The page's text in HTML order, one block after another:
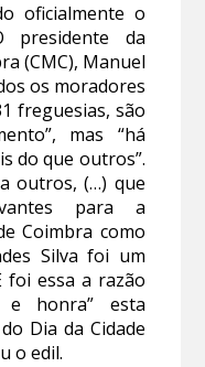
oficialmente o
presidente da
(CMC), Manuel
os moradores
freguesias, são
mas “há
do que outros”.
outros, (…) que
para a
Coimbra como
Silva foi um
foi essa a razão
e honra” esta
Dia da Cidade
o edil.